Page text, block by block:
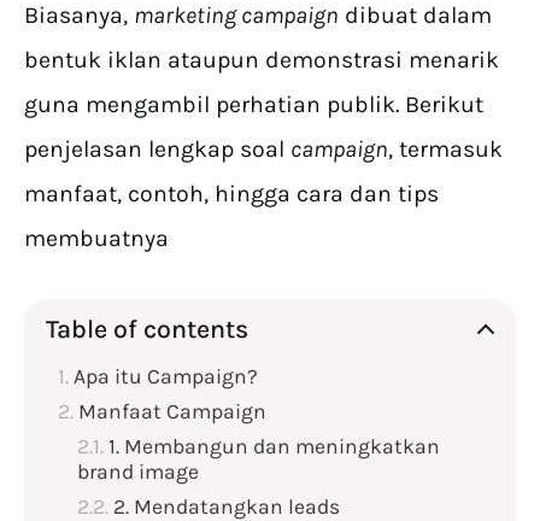
Biasanya, marketing campaign dibuat dalam
bentuk iklan ataupun demonstrasi menarik
guna mengambil perhatian publik. Berikut
penjelasan lengkap soal campaign, termasuk
manfaat, contoh, hingga cara dan tips
membuatnya
Table of contents
Apa itu Campaign?
Manfaat Campaign
1. Membangun dan meningkatkan
brand image
2. Mendatangkan leads